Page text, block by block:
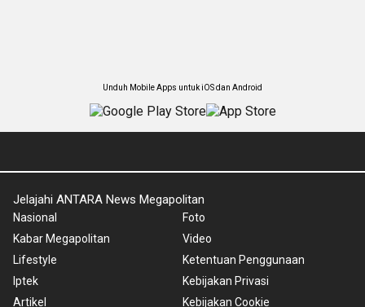
Unduh Mobile Apps untuk iOS dan Android
Jelajahi ANTARA News Megapolitan
Nasional
Kabar Megapolitan
Lifestyle
Iptek
Artikel
Foto
Video
Ketentuan Penggunaan
Kebijakan Privasi
Kebijakan Cookie